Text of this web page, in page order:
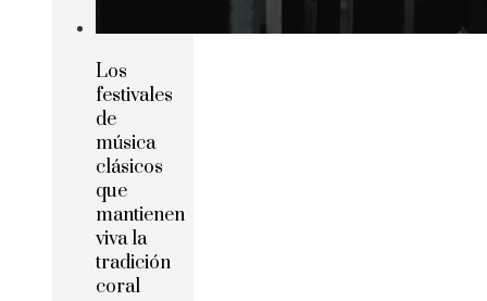
Los
festivales
de
música
clásicos
que
mantienen
viva la
tradición
coral